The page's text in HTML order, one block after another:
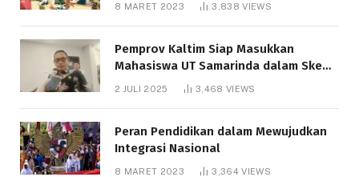
8 MARET 2023 3,838VIEWS
Pemprov Kaltim Siap Masukkan
Mahasiswa UT Samarinda dalam Skema
Bantuan Pendidikan Gratispol
2 JULI 2025 3,468 VIEWS
Peran Pendidikan dalam Mewujudkan
Integrasi Nasional
8 MARET 2023 3,364VIEWS